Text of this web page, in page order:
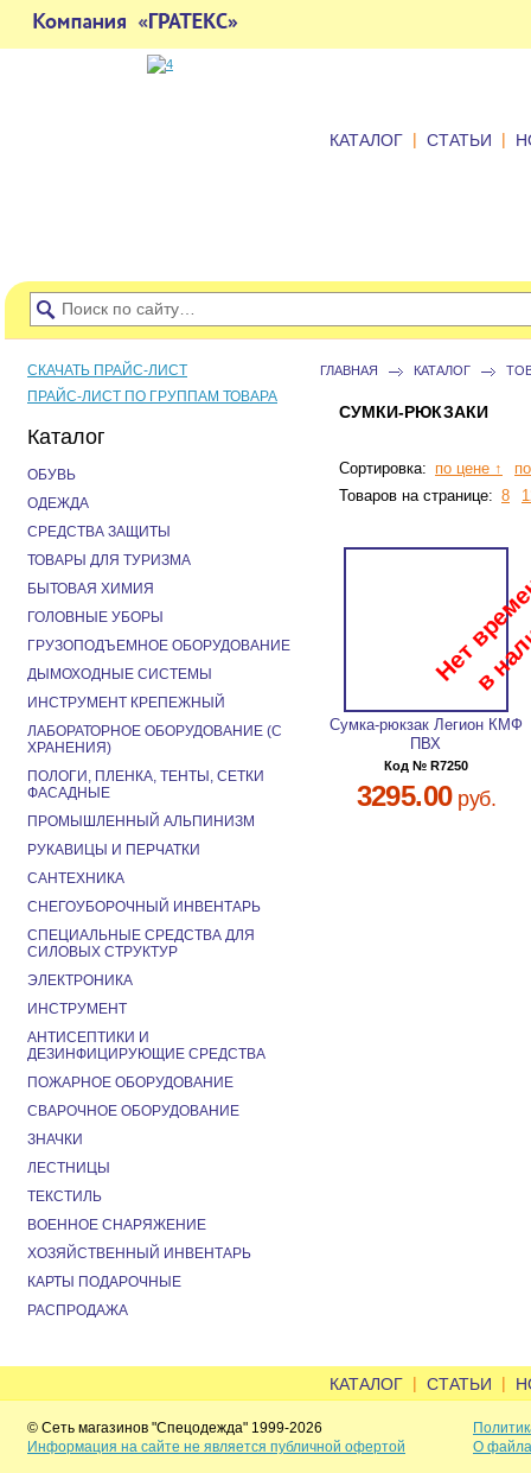
КАТАЛОГ | СТАТЬИ |
ГЛАВНАЯ КАТАЛОГ
СУМКИ-РЮКЗАКИ
Сортировка: по цене ↑
Товаров на странице: 8
Сумка-рюкзак Легион КМФ
ПВХ
Код № R7250
3295.00руб.
СКАЧАТЬ ПРАЙС-ЛИСТ
ПРАЙС-ЛИСТ ПО ГРУППАМ ТОВАРА
Каталог
ОБУВЬ
ОДЕЖДА
СРЕДСТВА ЗАЩИТЫ
ТОВАРЫ ДЛЯ ТУРИЗМА
БЫТОВАЯ ХИМИЯ
ГОЛОВНЫЕ УБОРЫ
ГРУЗОПОДЪЕМНОЕ ОБОРУДОВАНИЕ
ДЫМОХОДНЫЕ СИСТЕМЫ
ИНСТРУМЕНТ КРЕПЕЖНЫЙ
ЛАБОРАТОРНОЕ ОБОРУДОВАНИЕ (С
ХРАНЕНИЯ)
ПОЛОГИ, ПЛЕНКА, ТЕНТЫ, СЕТКИ
ФАСАДНЫЕ
ПРОМЫШЛЕННЫЙ АЛЬПИНИЗМ
РУКАВИЦЫ И ПЕРЧАТКИ
САНТЕХНИКА
СНЕГОУБОРОЧНЫЙ ИНВЕНТАРЬ
СПЕЦИАЛЬНЫЕ СРЕДСТВА ДЛЯ
СИЛОВЫХ СТРУКТУР
ЭЛЕКТРОНИКА
ИНСТРУМЕНТ
АНТИСЕПТИКИ И
ДЕЗИНФИЦИРУЮЩИЕ СРЕДСТВА
ПОЖАРНОЕ ОБОРУДОВАНИЕ
СВАРОЧНОЕ ОБОРУДОВАНИЕ
ЗНАЧКИ
ЛЕСТНИЦЫ
ТЕКСТИЛЬ
ВОЕННОЕ СНАРЯЖЕНИЕ
ХОЗЯЙСТВЕННЫЙ ИНВЕНТАРЬ
КАРТЫ ПОДАРОЧНЫЕ
РАСПРОДАЖА
КАТАЛОГ | СТАТЬИ |
© Сеть магазинов "Спецодежда" 1999-2026
Информация на сайте не является публичной офертой
О